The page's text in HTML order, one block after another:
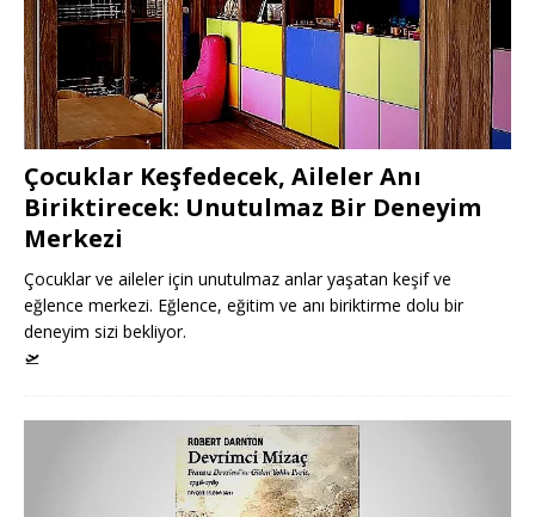
Çocuklar Keşfedecek, Aileler Anı
Biriktirecek: Unutulmaz Bir Deneyim
Merkezi
Çocuklar ve aileler için unutulmaz anlar yaşatan keşif ve
eğlence merkezi. Eğlence, eğitim ve anı biriktirme dolu bir
deneyim sizi bekliyor.
🛫